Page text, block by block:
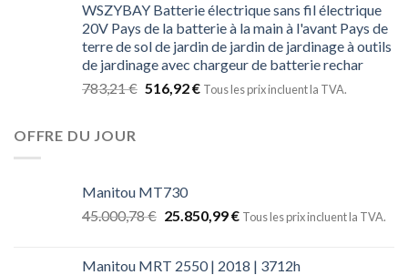
WSZYBAY Batterie électrique sans fil électrique
20V Pays de la batterie à la main à l'avant Pays de
terre de sol de jardin de jardin de jardinage à outils
de jardinage avec chargeur de batterie rechar
783,21€ 516,92€ Tous les prix incluent la TVA.
OFFRE DU JOUR
Manitou MT730
45.000,78€ 25.850,99€ Tous les prix incluent la TVA.
Manitou MRT 2550 | 2018 | 3712h